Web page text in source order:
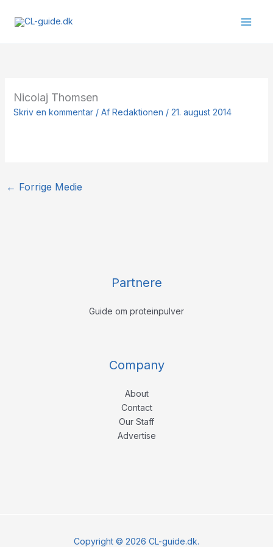
Nicolaj Thomsen
Skriv en kommentar / Af Redaktionen / 21. august 2014
← Forrige Medie
Partnere
Guide om proteinpulver
Company
About
Contact
Our Staff
Advertise
Copyright © 2026 CL-guide.dk.